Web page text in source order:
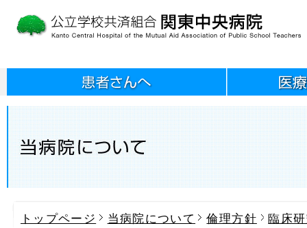
トップページ 当病院について 倫理方針
臨床